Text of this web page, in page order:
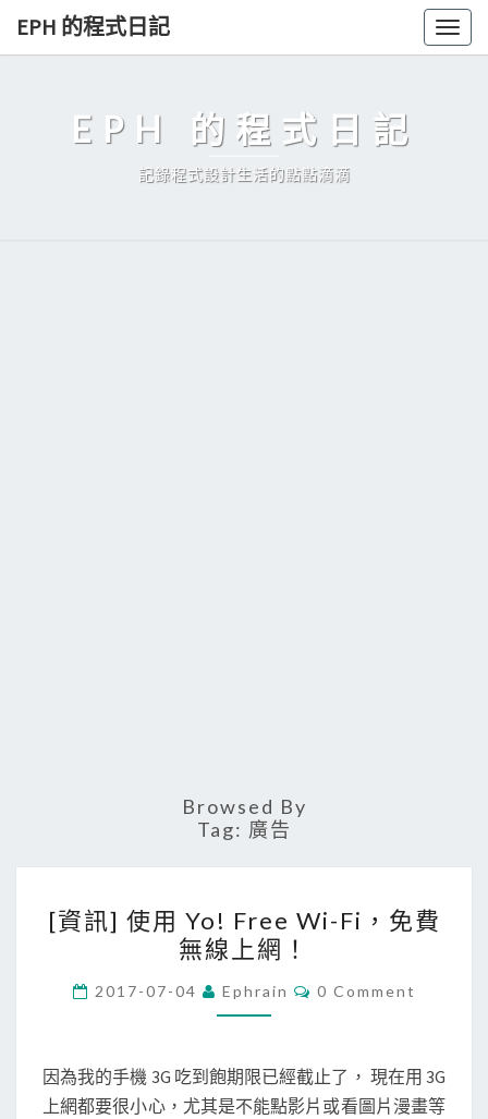
Skip
EPH 的程式日記
EPH 的程式日記
記錄程式設計生活的點點滴滴
Browsed By
Tag: 廣告
資
訊
]
使
Y
o
[資訊] 使用 Yo! Free Wi-Fi，免費
無線上網！
2017-07-04 Ephrain
C
N
T
S
0 Comment
因為我的手機 3G 吃到飽期限已經截止了， 現在用 3G
上網都要很小心，尤其是不能點影片或看圖片漫畫等